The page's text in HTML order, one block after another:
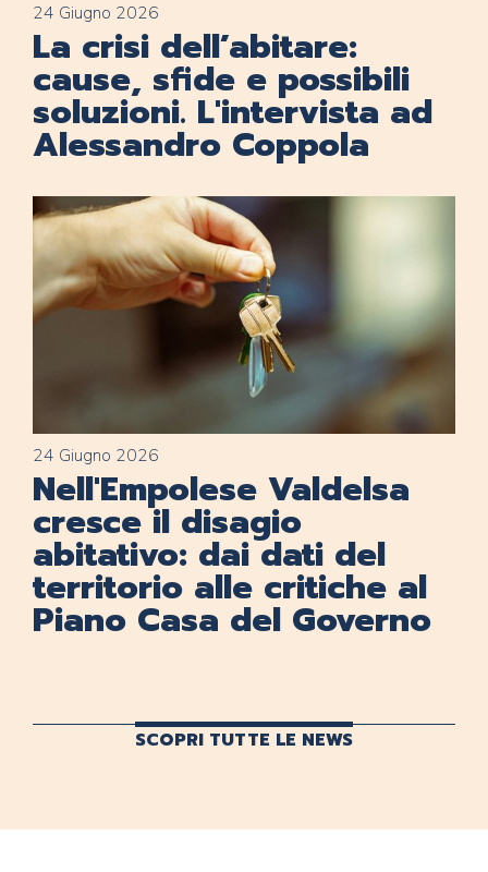
24 Giugno 2026
La crisi dell’abitare:
cause, sfide e possibili
soluzioni. L'intervista ad
Alessandro Coppola
24 Giugno 2026
Nell'Empolese Valdelsa
cresce il disagio
abitativo: dai dati del
territorio alle critiche al
Piano Casa del Governo
SCOPRI TUTTE LE NEWS